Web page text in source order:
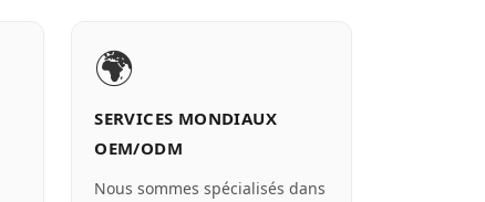
🌍
SERVICES MONDIAUX
OEM/ODM
Nous sommes spécialisés dans